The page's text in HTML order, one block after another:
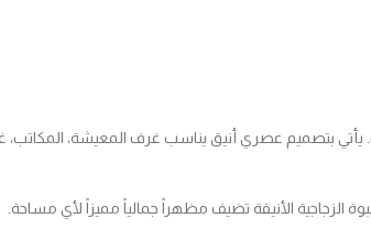
بتصميم عصري أنيق يناسب غرف المعيشة، المكاتب،
الزجاجية الأنيقة تضيف مظهراً جمالياً مميزاً لأي مساحة.